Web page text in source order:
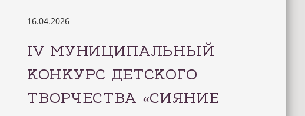
16.04.2026
IV МУНИЦИПАЛЬНЫЙ
КОНКУРС ДЕТСКОГО
ТВОРЧЕСТВА «СИЯНИЕ